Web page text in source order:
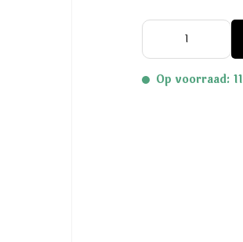
Op voorraad: 11